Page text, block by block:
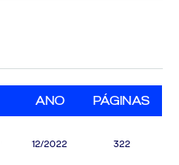
ANO PÁGINAS
12/2022 322